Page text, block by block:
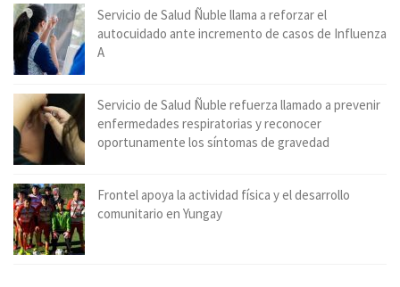
Servicio de Salud Ñuble llama a reforzar el
autocuidado ante incremento de casos de Influenza
A
Servicio de Salud Ñuble refuerza llamado a prevenir
enfermedades respiratorias y reconocer
oportunamente los síntomas de gravedad
Frontel apoya la actividad física y el desarrollo
comunitario en Yungay